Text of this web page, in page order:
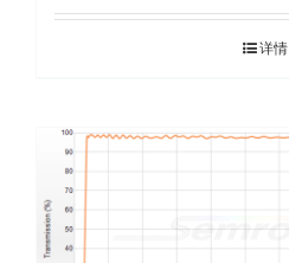
详情